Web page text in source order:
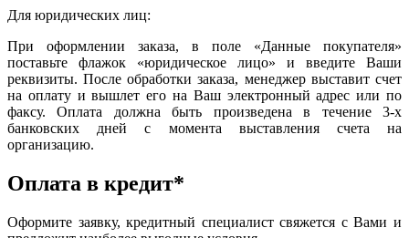
Для юридических лиц:
При оформлении заказа, в поле «Данные покупателя»
поставьте флажок «юридическое лицо» и введите Ваши
реквизиты. После обработки заказа, менеджер выставит счет
на оплату и вышлет его на Ваш электронный адрес или по
факсу. Оплата должна быть произведена в течение 3-х
банковских дней с момента выставления счета на
организацию.
Оплата в кредит*
Оформите заявку, кредитный специалист свяжется с Вами и